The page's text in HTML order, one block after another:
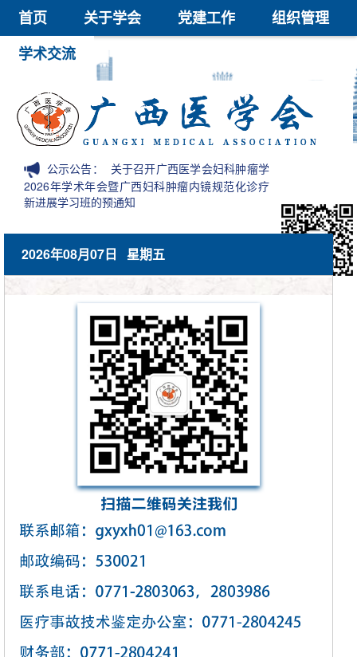
首页 关于学会 党建工作
组织管理
学术交流
继续教育
医学科技奖
信息公开
公示公告： 关于召开广西医学会妇科肿瘤学
2026年学术年会暨广西妇科肿瘤内镜规范化诊疗
新进展学习班的预通知
2026年08月07日 星期五